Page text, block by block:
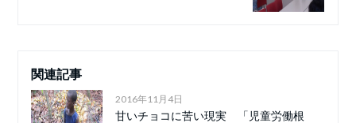
関連記事
2016年11月4日
甘いチョコに苦い現実 「児童労働根